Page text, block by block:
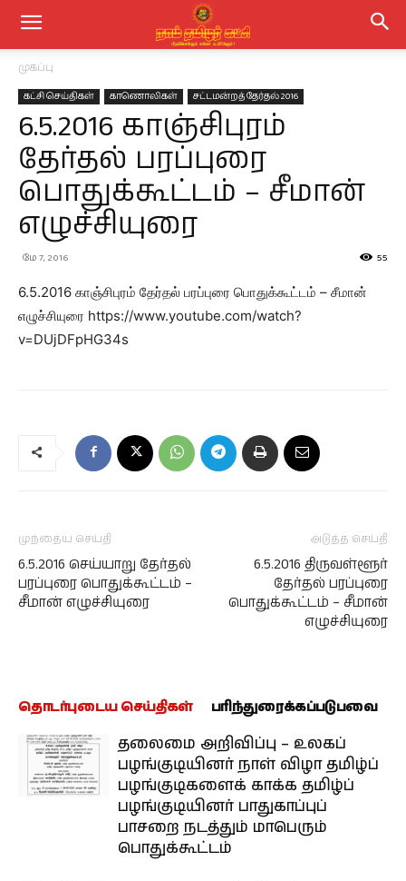
முகப்பு
கட்சி செய்திகள் காணொலிகள் சட்டமன்றத் தேர்தல் 2016
6.5.2016 காஞ்சிபுரம்
தேர்தல் பரப்புரை
பொதுக்கூட்டம் – சீமான்
எழுச்சியுரை
மே 7, 2016 55
6.5.2016 காஞ்சிபுரம் தேர்தல் பரப்புரை பொதுக்கூட்டம் – சீமான்
எழுச்சியுரை https://www.youtube.com/watch?
v=DUjDFpHG34s
முந்தைய செய்தி
6.5.2016 செய்யாறு தேர்தல்
பரப்புரை பொதுக்கூட்டம் –
சீமான் எழுச்சியுரை
அடுத்த செய்தி
6.5.2016 திருவள்ளூர்
தேர்தல் பரப்புரை
பொதுக்கூட்டம் – சீமான்
எழுச்சியுரை
தொடர்புடைய செய்திகள் பரிந்துரைக்கப்படுபவை
தலைமை அறிவிப்பு – உலகப்
பழங்குடியினர் நாள் விழா தமிழ்ப்
பழங்குடிகளைக் காக்க தமிழ்ப்
பழங்குடியினர் பாதுகாப்புப்
பாசறை நடத்தும் மாபெரும்
பொதுக்கூட்டம்